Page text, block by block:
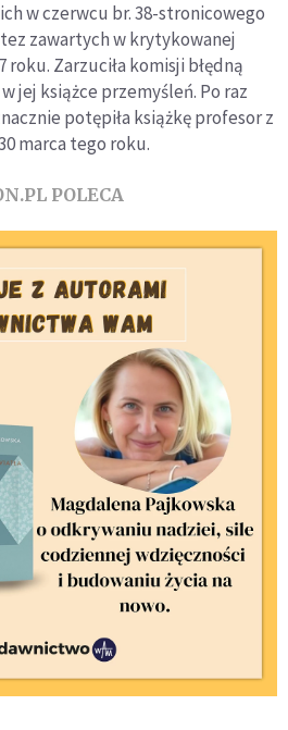
w czerwcu br. 38-stronicowego
zawartych w krytykowanej
Zarzuciła komisji błędną
jej książce przemyśleń. Po raz
potępiła książkę profesor z
marca tego roku.
POLECA